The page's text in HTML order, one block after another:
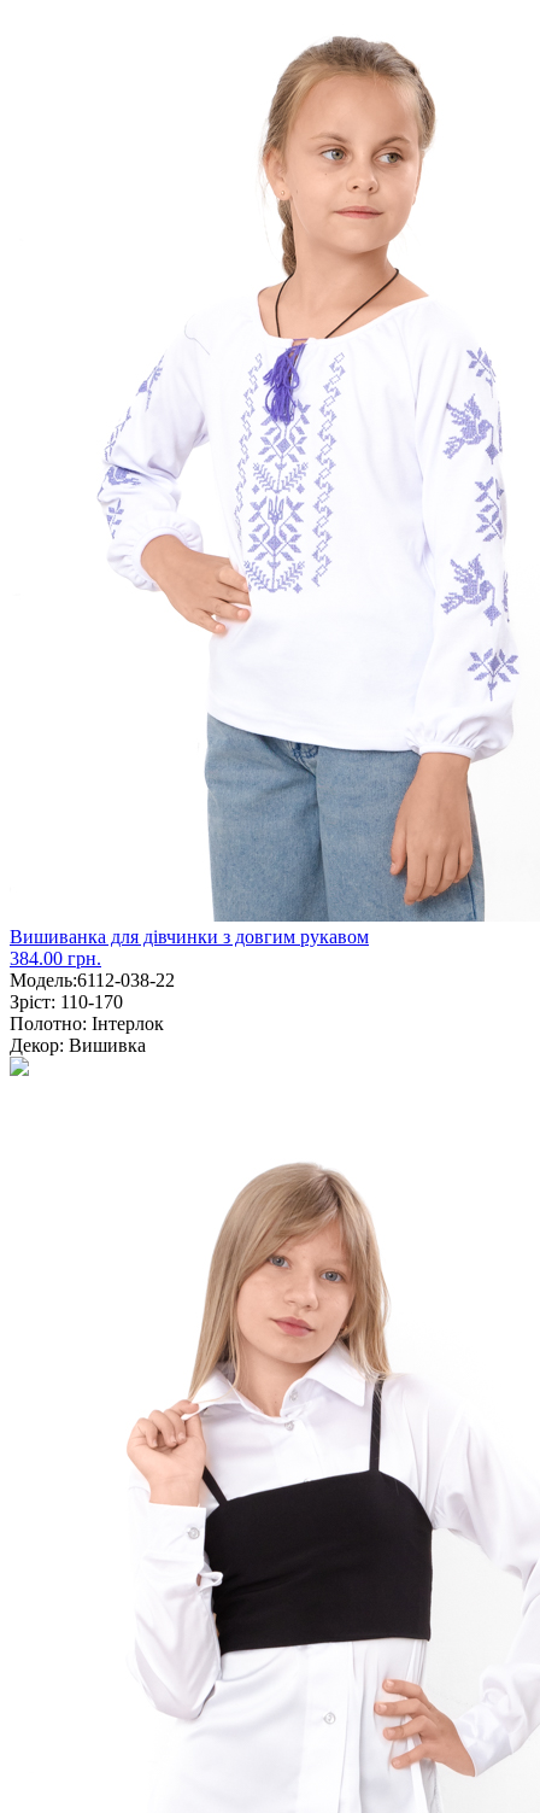
Вишиванка для дівчинки з довгим рукавом
384.00 грн.
Модель:6112-038-22
Зріст: 110-170
Полотно: Інтерлок
Декор: Вишивка